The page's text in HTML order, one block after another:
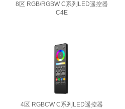
8区 RGB/RGBW C系列LED遥控器
C4E
4区 RGBCW C系列LED遥控器